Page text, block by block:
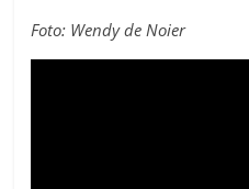
Foto: Wendy de Noier